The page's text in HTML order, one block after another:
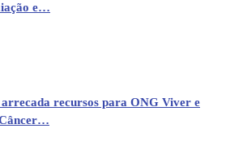
e…
recursos para ONG Viver e